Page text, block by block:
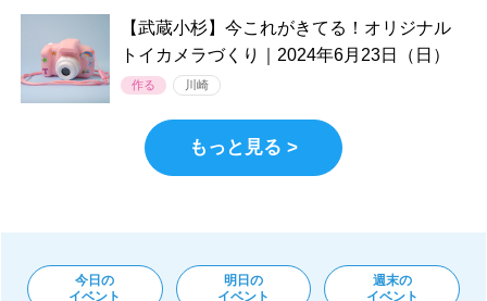
【武蔵小杉】今これがきてる！オリジナル
トイカメラづくり｜2024年6月23日（日）
作る 川崎
もっと見る >
今日の
イベント
明日の
イベント
週末の
イベント